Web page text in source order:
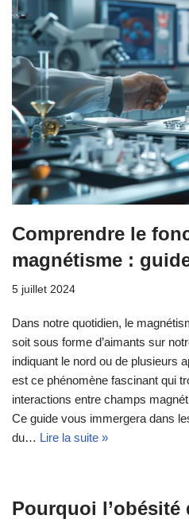
Comprendre le
magnétisme :
5 juillet 2024
Dans notre quotidien, le
soit sous forme d’aimants sur
indiquant le nord ou de plusieurs
est ce phénomène fascinant qui
interactions entre champs
Ce guide vous immergera dans
du… Lire la suite »
Pourquoi